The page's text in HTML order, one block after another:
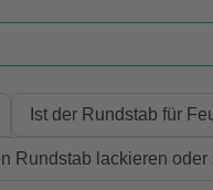
Ist der Rundstab für
Rundstab lackieren oder